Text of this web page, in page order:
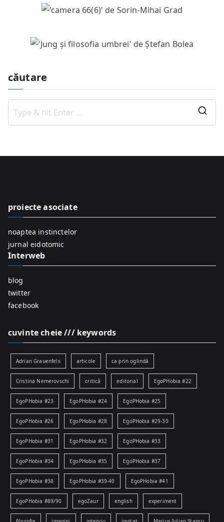
căutare
o
proiecte asociate
noaptea instinctelor
jurnal eidotomic
Interweb
blog
twitter
facebook
cuvinte cheie /// keywords
Adrian Grauenfels articole ca prin oglindă
Cristina Nemerovschi critică editorial EgoPHobia #22
EgoPHobia #23 EgoPHobia #24 EgoPHobia #25
EgoPHobia #26 EgoPHobia #28 EgoPHobia #29-30
EgoPHobia #31 EgoPHobia #32 EgoPHobia #33
EgoPHobia #34 EgoPHobia #35 EgoPHobia #37
EgoPHobia #38 EgoPHobia #39-40 EgoPHobia #41
EgoPHobia #89/90 egoZaur english experiment